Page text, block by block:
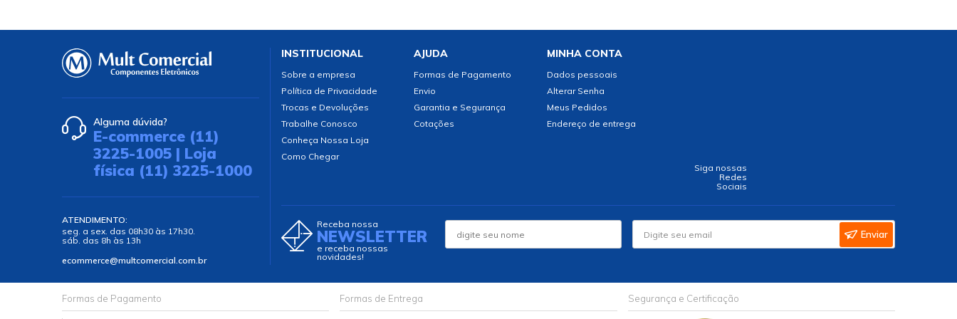
Alguma dúvida?
E-commerce (11)
3225-1005 | Loja
física (11) 3225-1000
ATENDIMENTO:
seg. a sex. das 08h30 às 17h30.
sáb. das 8h às 13h
ecommerce@multcomercial.com.br
INSTITUCIONAL
Sobre a empresa
Política de Privacidade
Trocas e Devoluções
Trabalhe Conosco
Conheça Nossa Loja
Como Chegar
AJUDA
Formas de Pagamento
Envio
Garantia e Segurança
Cotações
MINHA CONTA
Dados pessoais
Alterar Senha
Meus Pedidos
Endereço de entrega
Siga nossas
Redes
Sociais
Receba nossa
NEWSLETTER
e receba nossas
novidades!
Enviar
Formas de Pagamento Formas de Entrega Segurança e Certificação